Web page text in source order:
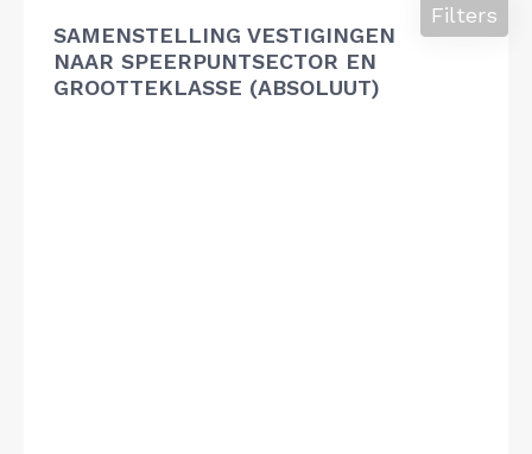
SAMENSTELLING VESTIGINGEN
NAAR SPEERPUNTSECTOR EN
GROOTTEKLASSE (ABSOLUUT)
Filters